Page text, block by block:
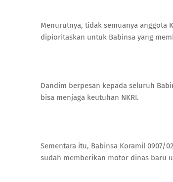
Menurutnya, tidak semuanya
dipioritaskan untuk Babinsa yang
Dandim berpesan kepada seluruh
bisa menjaga keutuhan NKRI.
Sementara itu, Babinsa Koramil 0907/
sudah memberikan motor dinas baru